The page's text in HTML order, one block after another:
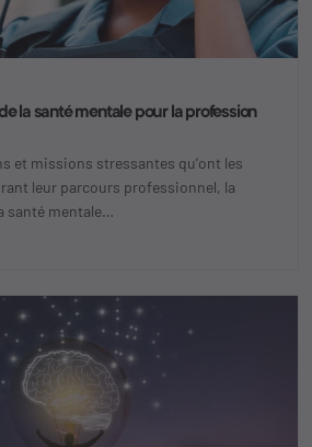
la santé mentale pour la profession
et missions stressantes qu’ont les
leur parcours professionnel, la
santé mentale…